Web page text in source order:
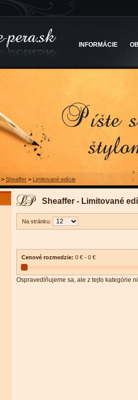
INFORMÁCIE
> Sheaffer > Limitované edície
Sheaffer - Limitované
Na stránku:
Cenové rozmedzie: 0 € - 0 €
Ospravedlňujeme sa, ale z tejto kategórie